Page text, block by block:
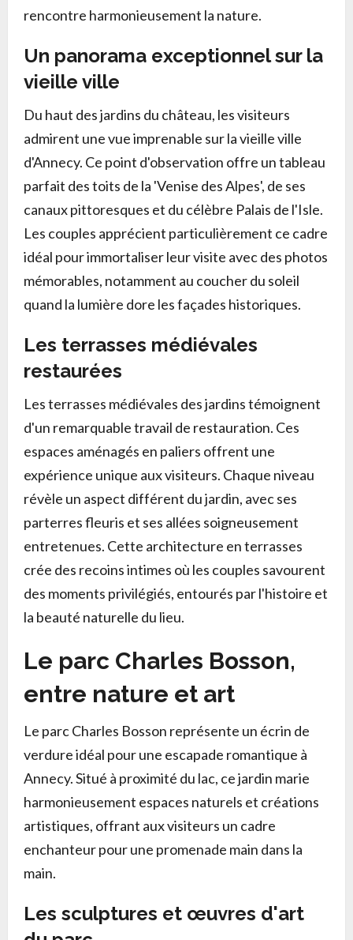
rencontre harmonieusement la nature.
Un panorama exceptionnel sur la
vieille ville
Du haut des jardins du château, les visiteurs
admirent une vue imprenable sur la vieille ville
d'Annecy. Ce point d'observation offre un tableau
parfait des toits de la 'Venise des Alpes', de ses
canaux pittoresques et du célèbre Palais de l'Isle.
Les couples apprécient particulièrement ce cadre
idéal pour immortaliser leur visite avec des photos
mémorables, notamment au coucher du soleil
quand la lumière dore les façades historiques.
Les terrasses médiévales
restaurées
Les terrasses médiévales des jardins témoignent
d'un remarquable travail de restauration. Ces
espaces aménagés en paliers offrent une
expérience unique aux visiteurs. Chaque niveau
révèle un aspect différent du jardin, avec ses
parterres fleuris et ses allées soigneusement
entretenues. Cette architecture en terrasses
crée des recoins intimes où les couples savourent
des moments privilégiés, entourés par l'histoire et
la beauté naturelle du lieu.
Le parc Charles Bosson,
entre nature et art
Le parc Charles Bosson représente un écrin de
verdure idéal pour une escapade romantique à
Annecy. Situé à proximité du lac, ce jardin marie
harmonieusement espaces naturels et créations
artistiques, offrant aux visiteurs un cadre
enchanteur pour une promenade main dans la
main.
Les sculptures et œuvres d'art